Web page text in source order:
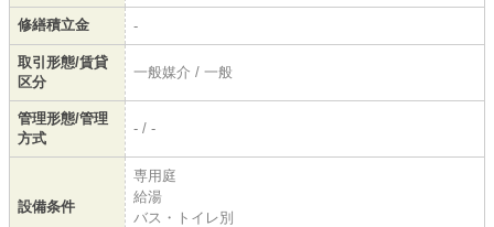
修繕積立金 -
取引形態/賃貸
区分
一般媒介 / 一般
管理形態/管理
方式
- / -
設備条件
専用庭
給湯
バス・トイレ別